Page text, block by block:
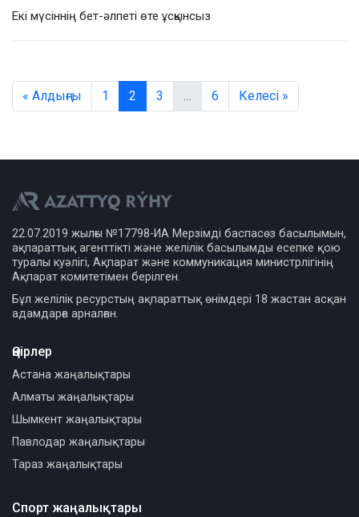
Екі мүсіннің бет-әлпеті өте ұсқынсыз
« Алдыңғы 1 2 3 6 Келесі »
22.07.2019 жылғы №17798-ИА Мерзімді баспасөз басылымын,
ақпараттық агенттікті және желілік басылымды есепке қою
туралы куәлігі, Ақпарат және коммуникация министрлігінің
Ақпарат комитетімен берілген.
Бұл желілік ресурстың ақпараттық өнімдері 18 жастан асқан
адамдарға арналған.
Өңірлер
Астана жаңалықтары
Алматы жаңалықтары
Шымкент жаңалықтары
Павлодар жаңалықтары
Тараз жаңалықтары
Спорт жаңалықтары